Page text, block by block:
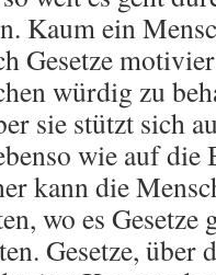
Kaum ein
Gesetze
würdig zu
sie stützt sich
wie auf die
kann die
wo es Gesetze
Gesetze, über